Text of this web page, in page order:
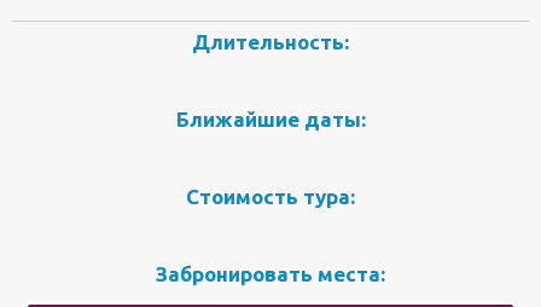
Длительность:
Ближайшие даты:
Стоимость тура:
Забронировать места: